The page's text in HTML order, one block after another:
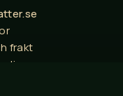
frakt